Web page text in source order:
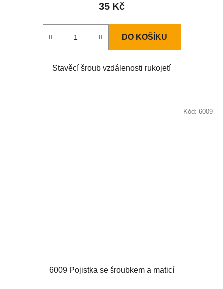
35 Kč
DO KOŠÍKU
Stavěcí šroub vzdálenosti rukojetí
6009 Pojistka se šroubkem a maticí
Kód: 6009